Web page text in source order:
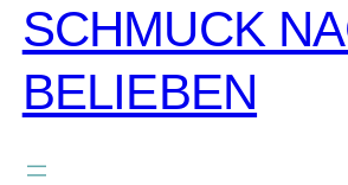
SCHMUCK
BELIEBEN